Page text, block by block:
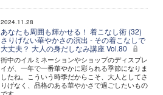
2024.11.28
あなたも周囲も輝かせる！ 着こなし術 (32)
さりげない華やかさの演出 - その着こなしで
大丈夫？ 大人の身だしなみ講座 Vol.80
街中のイルミネーションやショップのディスプレ
イが、一年で一番華やかに彩られる季節になりま
したね。こういう時季だからこそ、大人としてさ
りげなく、品格のある華やかさで過ごしたいもの